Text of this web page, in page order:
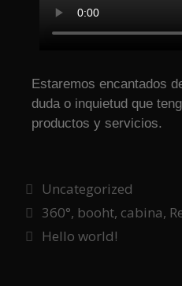
Estaremos encantados
duda o inquietud que
productos y servicios.
Uncategorized
360°, booht, cabina,
Hello world!